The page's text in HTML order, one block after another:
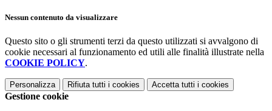
Nessun contenuto da visualizzare
Questo sito o gli strumenti terzi da questo utilizzati si avvalgono di
cookie necessari al funzionamento ed utili alle finalità illustrate nella
COOKIE POLICY.
Personalizza Rifiuta tutti i cookies Accetta tutti i cookies
Gestione cookie